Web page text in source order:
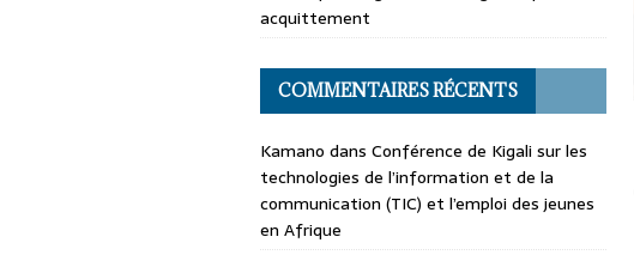
acquittement
COMMENTAIRES RÉCENTS
Kamano dans Conférence de Kigali sur les
technologies de l’information et de la
communication (TIC) et l’emploi des jeunes
en Afrique